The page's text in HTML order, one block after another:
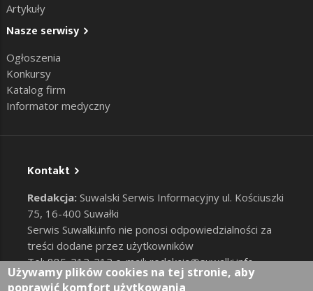
Artykuły
Nasze serwisy
Ogłoszenia
Konkursy
Katalog firm
Informator medyczny
Kontakt
Redakcja: Suwalski Serwis Informacyjny ul. Kościuszki
75, 16-400 Suwałki
Serwis Suwalki.info nie ponosi odpowiedzialności za
treści dodane przez użytkowników
Tel: 885-212-212 e-mail:redakcja@suwalki.info,
reklama@suwalki.info
Używamy plików cookies na tej stronie, aby
poprawić komfort użytkowania